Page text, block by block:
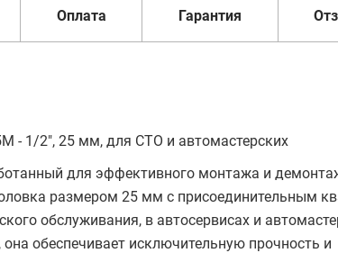
Оплата Гарантия
- 1/2", 25 мм, для СТО и автомастерских
для эффективного монтажа и
размером 25 мм с присоединительным
обслуживания, в автосервисах и
обеспечивает исключительную прочность и